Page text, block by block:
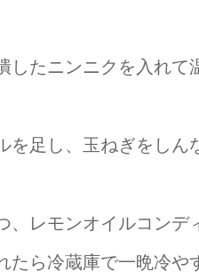
したニンニクを入れ
を足し、玉ねぎをし
レモンオイルコンデ
ら冷蔵庫で一晩冷や